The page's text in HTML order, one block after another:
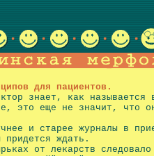
для пациентов.
знает, как называется
это еще не значит, что
и старее журналы в
придется ждать.
от лекарств